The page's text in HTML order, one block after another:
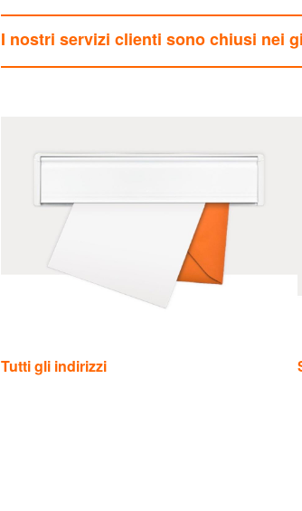
I nostri servizi clienti sono chiusi nei
Tutti gli indirizzi